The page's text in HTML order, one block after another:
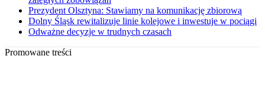
Prezydent Olsztyna: Stawiamy na komunikację zbiorową
Dolny Śląsk rewitalizuje linie kolejowe i inwestuje w pociągi
Odważne decyzje w trudnych czasach
Promowane treści